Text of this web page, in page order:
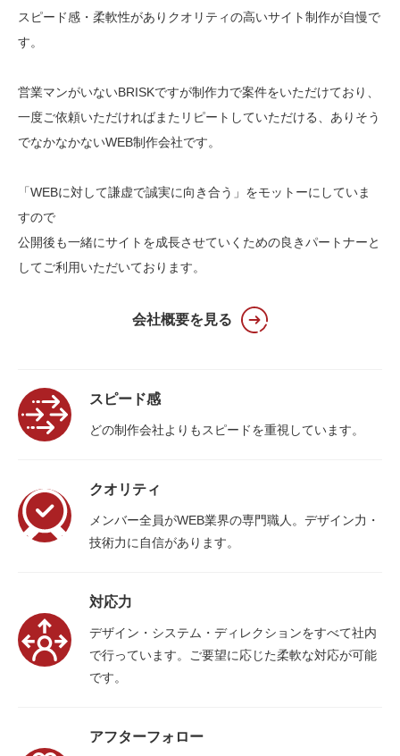
スピード感・柔軟性がありクオリティの高いサイト制作が自慢で
す。
営業マンがいないBRISKですが制作力で案件をいただけており、
一度ご依頼いただければまたリピートしていただける、 ありそう
でなかなかないWEB制作会社です。
「WEBに対して謙虚で誠実に向き合う」をモットーにしていま
すので
公開後も一緒にサイトを成長させていくための良きパートナーと
してご利用いただいております。
会社概要を見る
スピード感
どの制作会社よりも スピードを重視しています。
クオリティ
メンバー全員がWEB業界の専門職人。 デザイン力・
技術力に自信があります。
対応力
デザイン・システム・ディレクションをすべて社内
で行っています。
ご要望に応じた柔軟な対応が可能
です。
アフターフォロー